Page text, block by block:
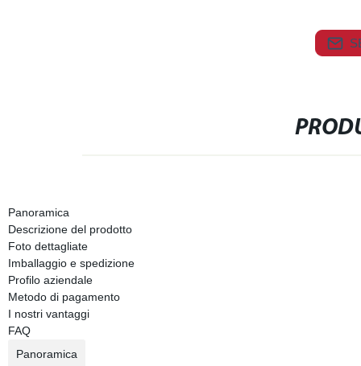
Panoramica
Descrizione del prodotto
Foto dettagliate
Imballaggio e spedizione
Profilo aziendale
Metodo di pagamento
I nostri vantaggi
FAQ
Panoramica